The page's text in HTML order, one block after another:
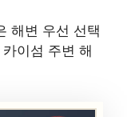
해변 우선 선택
이섬 주변 해